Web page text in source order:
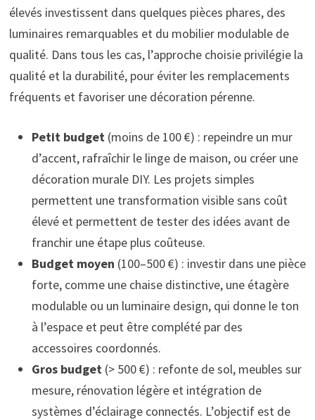
élevés investissent dans quelques pièces phares, des
luminaires remarquables et du mobilier modulable de
qualité. Dans tous les cas, l’approche choisie privilégie la
qualité et la durabilité, pour éviter les remplacements
fréquents et favoriser une décoration pérenne.
Petit budget(moins de 100 €) : repeindre un mur
d’accent, rafraîchir le linge de maison, ou créer une
décoration murale DIY. Les projets simples
permettent une transformation visible sans coût
élevé et permettent de tester des idées avant de
franchir une étape plus coûteuse.
Budget moyen (100–500 €) : investir dans une pièce
forte, comme une chaise distinctive, une étagère
modulable ou un luminaire design, qui donne le ton
à l’espace et peut être complété par des
accessoires coordonnés.
Gros budget(> 500 €) : refonte de sol, meubles sur
mesure, rénovation légère et intégration de
systèmes d’éclairage connectés. L’objectif est de